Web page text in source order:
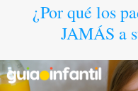
¿Por qué los
JAMÁS a